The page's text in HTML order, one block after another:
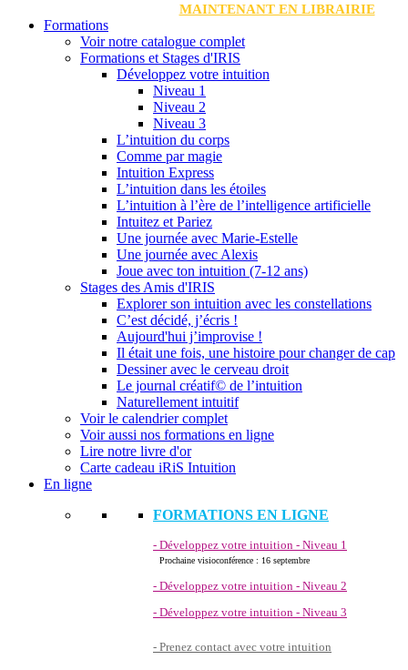
MAINTENANT EN LIBRAIRIE
Formations
Voir notre catalogue complet
Formations et Stages d'IRIS
Développez votre intuition
Niveau 1
Niveau 2
Niveau 3
L’intuition du corps
Comme par magie
Intuition Express
L’intuition dans les étoiles
L’intuition à l’ère de l’intelligence artificielle
Intuitez et Pariez
Une journée avec Marie-Estelle
Une journée avec Alexis
Joue avec ton intuition (7-12 ans)
Stages des Amis d'IRIS
Explorer son intuition avec les constellations
C’est décidé, j’écris !
Aujourd'hui j’improvise !
Il était une fois, une histoire pour changer de cap
Dessiner avec le cerveau droit
Le journal créatif© de l’intuition
Naturellement intuitif
Voir le calendrier complet
Voir aussi nos formations en ligne
Lire notre livre d'or
Carte cadeau iRiS Intuition
En ligne
FORMATIONS EN LIGNE
- Développez votre intuition - Niveau 1
Prochaine visioconférence : 16 septembre
- Développez votre intuition - Niveau 2
- Développez votre intuition - Niveau 3
- Prenez contact avec votre intuition